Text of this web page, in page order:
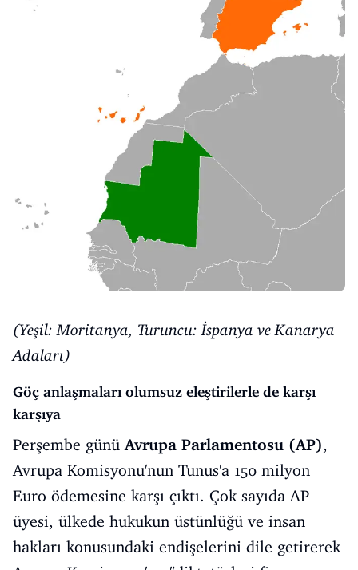
(Yeşil: Moritanya, Turuncu: İspanya ve Kanarya
Adaları)
Göç anlaşmaları olumsuz eleştirilerle de karşı
karşıya
Perşembe günü Avrupa Parlamentosu (AP),
Avrupa Komisyonu'nun Tunus'a 150 milyon
Euro ödemesine karşı çıktı. Çok sayıda AP
üyesi, ülkede hukukun üstünlüğü ve insan
hakları konusundaki endişelerini dile getirerek